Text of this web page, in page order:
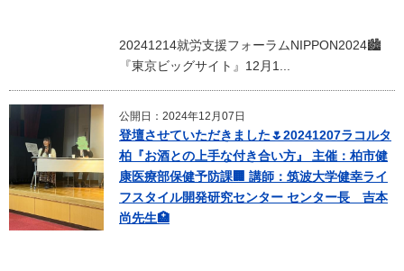
20241214就労支援フォーラムNIPPON2024🏙️
『東京ビッグサイト』12月1...
公開日：2024年12月07日
登壇させていただきました🌷20241207ラコルタ
柏『お酒との上手な付き合い方』 主催：柏市健
康医療部保健予防課🏢 講師：筑波大学健幸ライ
フスタイル開発研究センター センター長 吉本
尚先生🏥